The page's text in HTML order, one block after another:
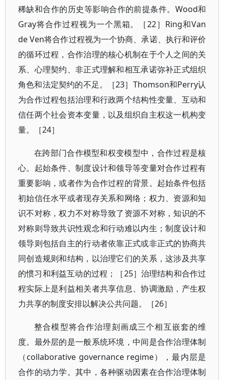
稀缺和合作的历史等影响合作的前提条件。Wood和
Gray将合作过程视为一个黑箱。［22］Ring和Van
de Ven将合作过程视为一个协商、承诺、执行和评价
的循环过程，合作治理的核心机制在于个人之间的关
系、心理契约、非正式理解和相互承诺弥补正式组织
角色和法定契约的不足。［23］Thomson和Perry认
为合作过程包括治理和行政两个结构性变量、互动和
信任两个社会资本变量，以及组织自主权这一机构变
量。［24］
在跨部门合作模型和权变模型中，合作过程是核
心。起始条件、制度设计和领导等变量对合作过程有
重要影响，或者作为合作过程的背景。起始条件包括
初始信任水平或者现存关系和网络；权力、资源和知
识不对称，权力不对称导致了资源不对称，知识的不
对称则导致共识性观念和行动难以内生；制度设计和
领导则包括自主的行动者依靠正式或非正式的协商共
同创造规则和结构，以治理它们的关系，这涉及共享
的惯习和利益互动的过程；［25］治理结构和合作过
程实际上是利益相关者共享信息、协调激励，产生权
力共享的制度安排以解决公共问题。［26］
整合模型将合作治理刻画成三个相互嵌套的维
度。最外层的是一般系统环境，中间是合作治理体制
（collaborative governance regime），最内层是
合作的动力学。其中，各种驱动因素在合作治理体制